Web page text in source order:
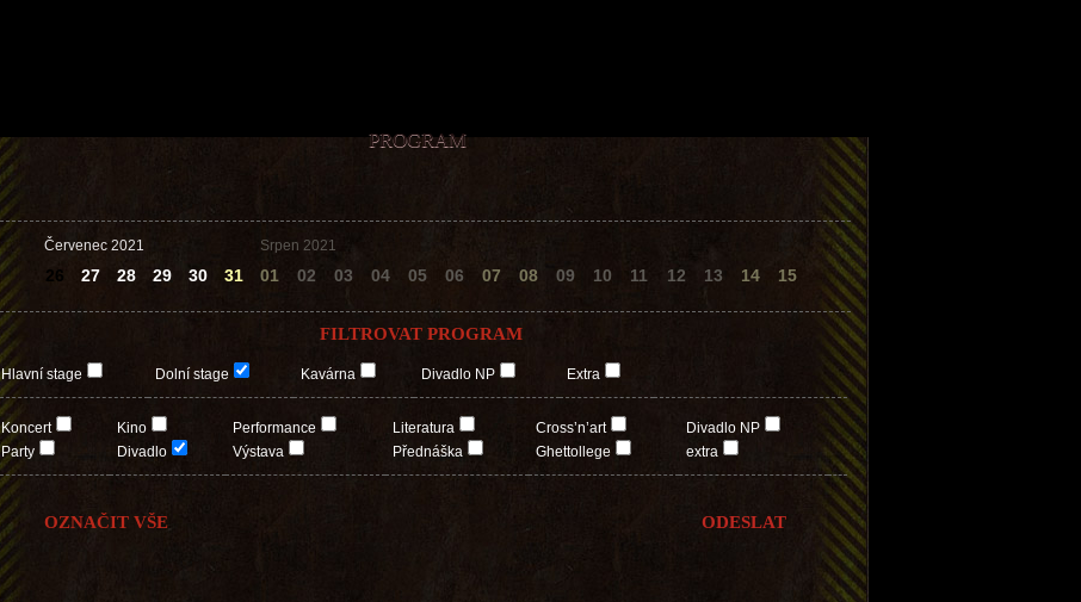
PROGRAM
Červenec 2021
26 27 28 29 30 31
Srpen 2021
01 02 03 04 05 06 07 08 09 10 11 12 13 14 15
FILTROVAT PROGRAM
Hlavní stage Dolní stage Kavárna Divadlo NP Extra
Koncert
Party
Kino
Divadlo
Performance
Výstava
Literatura
Přednáška
Cross’n’art
Ghettollege
Divadlo NP
extra
OZNAČIT VŠE